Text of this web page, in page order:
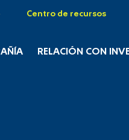
Centro de recursos
RELACIÓN CON